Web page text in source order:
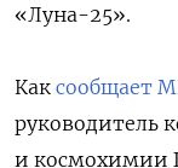
«Луна-25».
Как сообщает
руководитель
и космохимии